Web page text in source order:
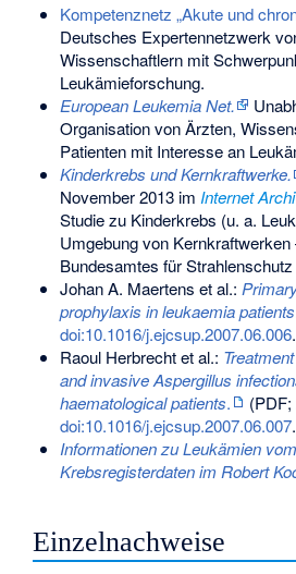
Kompetenznetz „Akute und
Deutsches Expertennetzwerk
Wissenschaftlern mit
Leukämieforschung.
European Leukemia Net.
Organisation von Ärzten,
Patienten mit Interesse an
Kinderkrebs und Kernkraftwerke.
November 2013 im Internet
Studie zu Kinderkrebs (u. a.
Umgebung von
Bundesamtes für Strahlenschutz
Johan A. Maertens et al.:
prophylaxis in leukaemia patients
doi:10.1016/j.ejcsup.2007.06.006.
Raoul Herbrecht et al.:
and invasive Aspergillus
haematological patients.
doi:10.1016/j.ejcsup.2007.06.007.
Informationen zu Leukämien
Krebsregisterdaten im Robert
Einzelnachweise